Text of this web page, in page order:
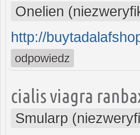
Onelien
http://
odpowiedz
cialis viagra
Smularp